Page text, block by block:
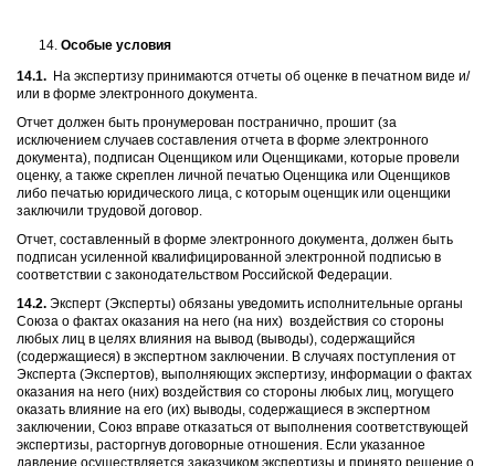
Особые условия
14.1. На экспертизу принимаются отчеты об оценке в печатном виде и/
или в форме электронного документа.
Отчет должен быть пронумерован постранично, прошит (за
исключением случаев составления отчета в форме электронного
документа), подписан Оценщиком или Оценщиками, которые провели
оценку, а также скреплен личной печатью Оценщика или Оценщиков
либо печатью юридического лица, с которым оценщик или оценщики
заключили трудовой договор.
Отчет, составленный в форме электронного документа, должен быть
подписан усиленной квалифицированной электронной подписью в
соответствии с законодательством Российской Федерации.
14.2. Эксперт (Эксперты) обязаны уведомить исполнительные органы
Союза о фактах оказания на него (на них) воздействия со стороны
любых лиц в целях влияния на вывод (выводы), содержащийся
(содержащиеся) в экспертном заключении. В случаях поступления от
Эксперта (Экспертов), выполняющих экспертизу, информации о фактах
оказания на него (них) воздействия со стороны любых лиц, могущего
оказать влияние на его (их) выводы, содержащиеся в экспертном
заключении, Союз вправе отказаться от выполнения соответствующей
экспертизы, расторгнув договорные отношения. Если указанное
давление осуществляется заказчиком экспертизы и принято решение о